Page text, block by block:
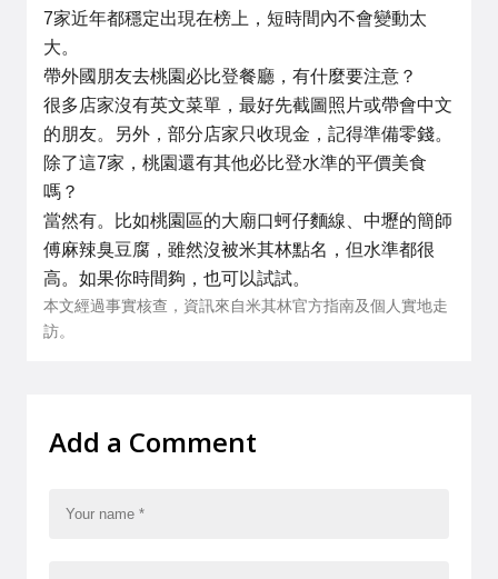
7家近年都穩定出現在榜上，短時間內不會變動太
大。
帶外國朋友去桃園必比登餐廳，有什麼要注意？
很多店家沒有英文菜單，最好先截圖照片或帶會中文
的朋友。另外，部分店家只收現金，記得準備零錢。
除了這7家，桃園還有其他必比登水準的平價美食
嗎？
當然有。比如桃園區的大廟口蚵仔麵線、中壢的簡師
傅麻辣臭豆腐，雖然沒被米其林點名，但水準都很
高。如果你時間夠，也可以試試。
本文經過事實核查，資訊來自米其林官方指南及個人實地走
訪。
Add a Comment